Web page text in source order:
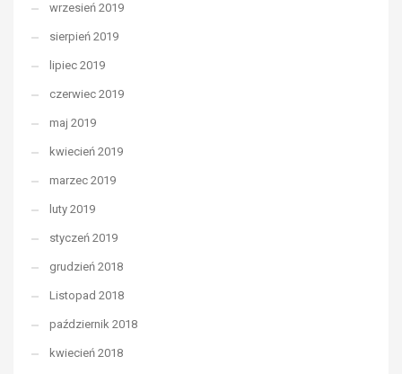
wrzesień 2019
sierpień 2019
lipiec 2019
czerwiec 2019
maj 2019
kwiecień 2019
marzec 2019
luty 2019
styczeń 2019
grudzień 2018
Listopad 2018
październik 2018
kwiecień 2018